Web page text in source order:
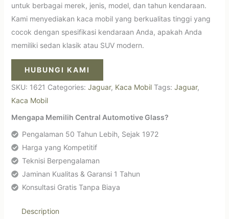
untuk berbagai merek, jenis, model, dan tahun kendaraan.
Kami menyediakan kaca mobil yang berkualitas tinggi yang
cocok dengan spesifikasi kendaraan Anda, apakah Anda
memiliki sedan klasik atau SUV modern.
HUBUNGI KAMI
SKU: 1621 Categories: Jaguar, Kaca Mobil Tags: Jaguar,
Kaca Mobil
Mengapa Memilih Central Automotive Glass?
Pengalaman 50 Tahun Lebih, Sejak 1972
Harga yang Kompetitif
Teknisi Berpengalaman
Jaminan Kualitas & Garansi 1 Tahun
Konsultasi Gratis Tanpa Biaya
Description